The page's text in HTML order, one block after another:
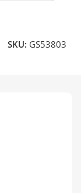
SKU: GS53803